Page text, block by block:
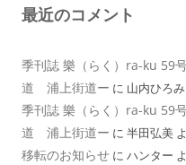
最近のコメント
季刊誌 樂（らく）ra-ku
道 浦上街道ー に 山内ひろみ
季刊誌 樂（らく）ra-ku
道 浦上街道ー に 半田弘美
移転のお知らせ に ハンター